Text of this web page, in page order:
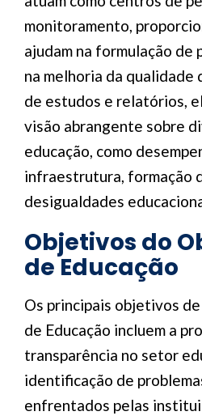
monitoramento,
ajudam na formulação de
na melhoria da qualidade
de estudos e relatórios,
visão abrangente sobre
educação, como
infraestrutura, formação
desigualdades
Objetivos do
de Educação
Os principais objetivos
de Educação incluem a
transparência no setor
identificação de
enfrentados pelas